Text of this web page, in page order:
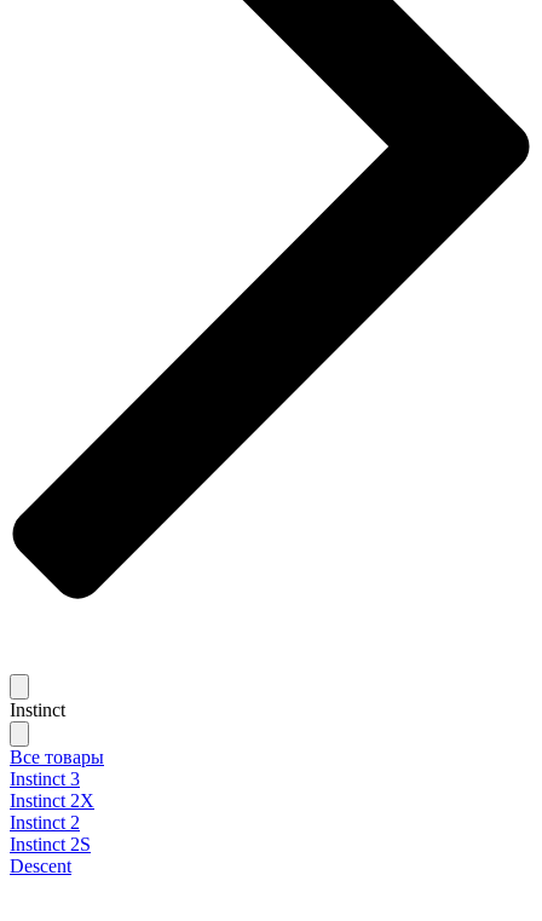
Instinct
Все товары
Instinct 3
Instinct 2X
Instinct 2
Instinct 2S
Descent